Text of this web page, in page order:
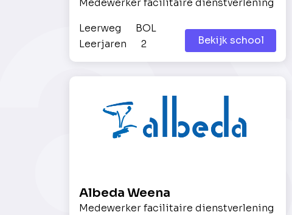
Medewerker facilitaire dienstverlening
Leerweg
BOL
Leerjaren
2 Bekijk school
Albeda Weena
Medewerker facilitaire dienstverlening